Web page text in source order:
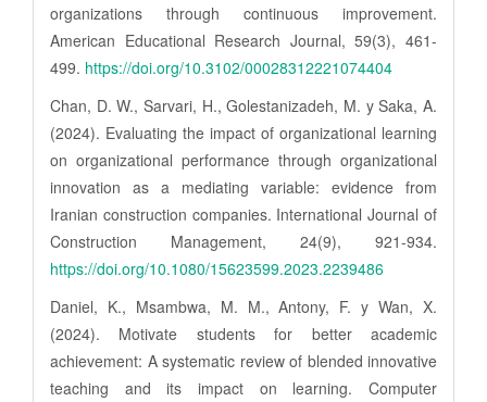
organizations through continuous improvement.
American Educational Research Journal, 59(3), 461-
499. https://doi.org/10.3102/00028312221074404
Chan, D. W., Sarvari, H., Golestanizadeh, M. y Saka, A.
(2024). Evaluating the impact of organizational learning
on organizational performance through organizational
innovation as a mediating variable: evidence from
Iranian construction companies. International Journal of
Construction Management, 24(9), 921-934.
https://doi.org/10.1080/15623599.2023.2239486
Daniel, K., Msambwa, M. M., Antony, F. y Wan, X.
(2024). Motivate students for better academic
achievement: A systematic review of blended innovative
teaching and its impact on learning. Computer